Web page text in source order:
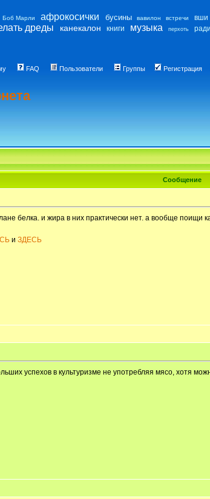
Боб Марли афрокосички бусины вавилон встречи вши
дреды канекалон книги музыка перхоть
FAQ Пользователи Группы Регистрация
Сообщение
белка. и жира в них практически нет. а вообще поищи
и ЗДЕСЬ
успехов в культуризме не употребляя мясо, хотя